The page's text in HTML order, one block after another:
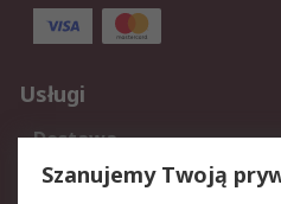
Usługi
Dostawa
Reklamacje i zwroty
Szanujemy Twoją